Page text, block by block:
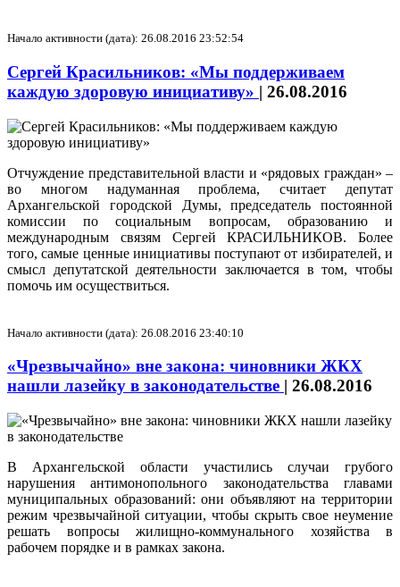
Начало активности (дата): 26.08.2016 23:52:54
Сергей Красильников: «Мы поддерживаем
каждую здоровую инициативу» | 26.08.2016
Отчуждение представительной власти и «рядовых граждан» –
во многом надуманная проблема, считает депутат
Архангельской городской Думы, председатель постоянной
комиссии по социальным вопросам, образованию и
международным связям Сергей КРАСИЛЬНИКОВ. Более
того, самые ценные инициативы поступают от избирателей, и
смысл депутатской деятельности заключается в том, чтобы
помочь им осуществиться.
Начало активности (дата): 26.08.2016 23:40:10
«Чрезвычайно» вне закона: чиновники ЖКХ
нашли лазейку в законодательстве | 26.08.2016
В Архангельской области участились случаи грубого
нарушения антимонопольного законодательства главами
муниципальных образований: они объявляют на территории
режим чрезвычайной ситуации, чтобы скрыть свое неумение
решать вопросы жилищно-коммунального хозяйства в
рабочем порядке и в рамках закона.